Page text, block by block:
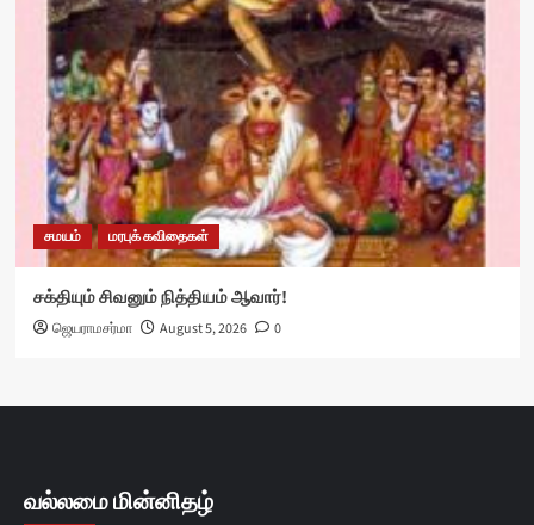
சமயம் மரபுக் கவிதைகள்
சக்தியும் சிவனும் நித்தியம் ஆவார்!
ஜெயராமசர்மா August 5, 2026 0
வல்லமை மின்னிதழ்